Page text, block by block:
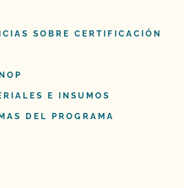
SOBRE CERTIFICACIÓN
E INSUMOS
DEL PROGRAMA